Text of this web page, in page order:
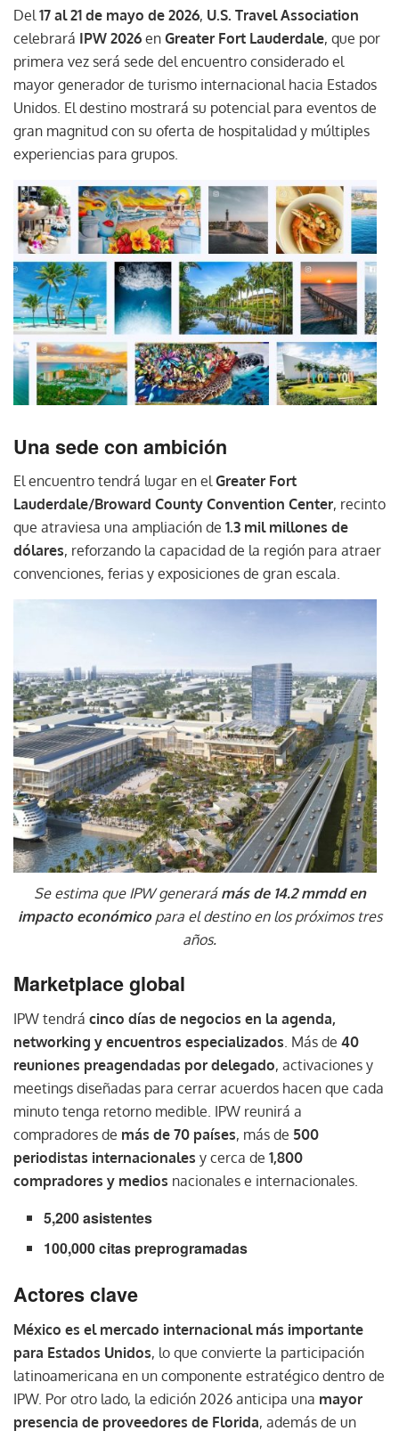
Del17 al 21 de mayo de 2026, U.S. Travel Association
celebrará IPW 2026 en Greater Fort Lauderdale, que por
primera vez será sede del encuentro considerado el
mayor generador de turismo internacional hacia Estados
Unidos. El destino mostrará su potencial para eventos de
gran magnitud con su oferta de hospitalidad y múltiples
experiencias para grupos.
Una sede con ambición
El encuentro tendrá lugar en elGreater Fort
Lauderdale/Broward County Convention Center, recinto
que atraviesa una ampliación de 1.3 mil millones de
dólares, reforzando la capacidad de la región para atraer
convenciones, ferias y exposiciones de gran escala.
Se estima que IPW generará más de 14.2 mmdd en
impacto económicopara el destino en los próximos tres
años.
Marketplace global
IPW tendrá cinco días de negocios en la agenda,
networking y encuentros especializados . Más de 40
reuniones preagendadas por delegado, activaciones y
meetings diseñadas para cerrar acuerdos hacen que cada
minuto tenga retorno medible. IPW reunirá a
compradores de más de 70 países, más de 500
periodistas internacionales y cerca de 1,800
compradores y medios nacionales e internacionales.
5,200 asistentes
100,000 citas preprogramadas
Actores clave
México es el mercado internacional más importante
para Estados Unidos, lo que convierte la participación
latinoamericana en un componente estratégico dentro de
IPW. Por otro lado, la edición 2026 anticipa una mayor
presencia de proveedores de Florida, además de un